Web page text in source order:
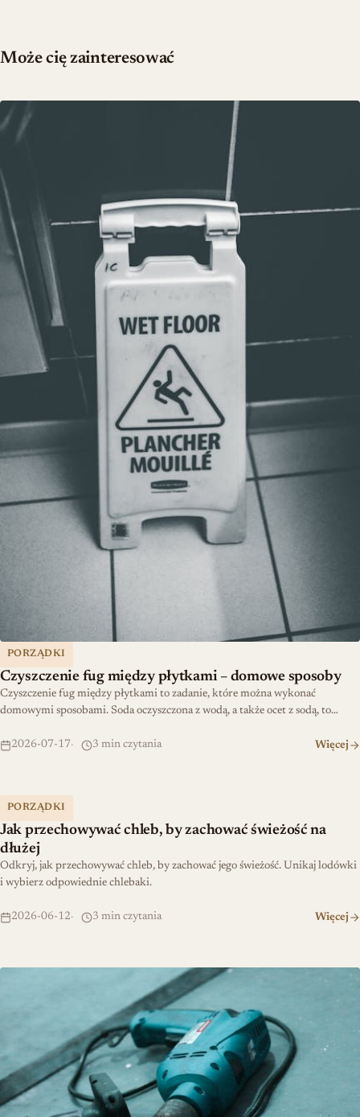
Może cię zainteresować
PORZĄDKI
Czyszczenie fug między płytkami – domowe sposoby
Czyszczenie fug między płytkami to zadanie, które można wykonać
domowymi sposobami. Soda oczyszczona z wodą, a także ocet z sodą, to…
2026-07-17 3 min czytania Więcej
Czyszczenie fug między płytkami – domowe sposoby
PORZĄDKI
Jak przechowywać chleb, by zachować świeżość na
dłużej
Odkryj, jak przechowywać chleb, by zachować jego świeżość. Unikaj lodówki
i wybierz odpowiednie chlebaki.
2026-06-12 3 min czytania Więcej
Jak przechowywać chleb, by zachować świeżość na dłużej
Najlepsza wiertarka 2026 – jak wybrać model dopasowany do